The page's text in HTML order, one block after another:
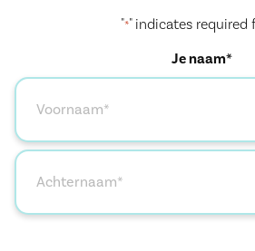
"*" indicates required
Je naam*